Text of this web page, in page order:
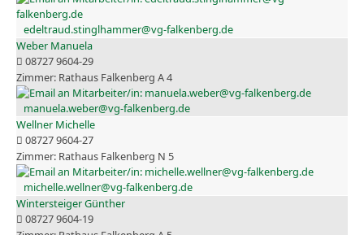
edeltraud.stinglhammer@vg-falkenberg.de
Weber Manuela
08727 9604-29
Rathaus Falkenberg A 4
manuela.weber@vg-falkenberg.de
Wellner Michelle
08727 9604-27
Rathaus Falkenberg N 5
michelle.wellner@vg-falkenberg.de
Wintersteiger Günther
08727 9604-19